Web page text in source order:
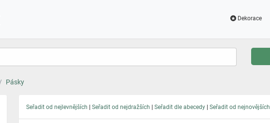
Dekorace
Pásky
Seřadit od nejlevnějších | Seřadit od nejdražších | Seřadit dle abecedy | Seřadit od nejnovějších